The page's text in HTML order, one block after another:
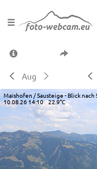
Aug
Maishofen / Sausteige - Blick nach
10.08.26 14:10 22.9°C